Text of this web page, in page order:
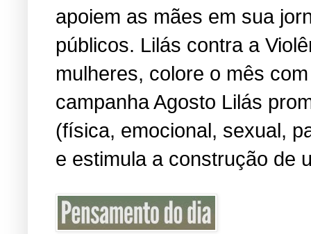
apoiem as mães em sua
públicos. Lilás contra a
mulheres, colore o mês
campanha Agosto Lilás
(física, emocional, sexual,
e estimula a construção de